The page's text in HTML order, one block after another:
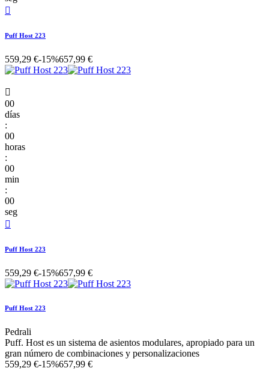

Puff Host 223
559,29 €-15%657,99 €

00
días
:
00
horas
:
00
min
:
00
seg

Puff Host 223
559,29 €-15%657,99 €
Puff Host 223
Pedrali
Puff. Host es un sistema de asientos modulares, apropiado para un
gran número de combinaciones y personalizaciones
559,29 €-15%657,99 €